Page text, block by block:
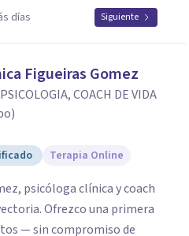
días Siguiente
Figueiras Gomez
COACH DE VIDA
Terapia Online
psicóloga clínica y coach
Ofrezco una primera
— sin compromiso de